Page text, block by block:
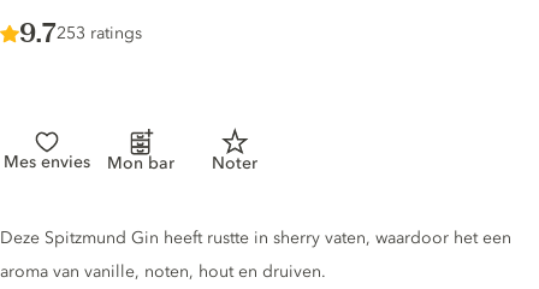
Score :
9.7/ 10
253 ratings
Mes envies Mon bar Noter
Gin description
Deze Spitzmund Gin heeft rustte in sherry vaten, waardoor het een
aroma van vanille, noten, hout en druiven.